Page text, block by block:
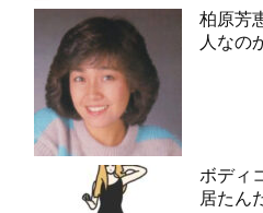
柏原芳
人なの
ボディ
居たん